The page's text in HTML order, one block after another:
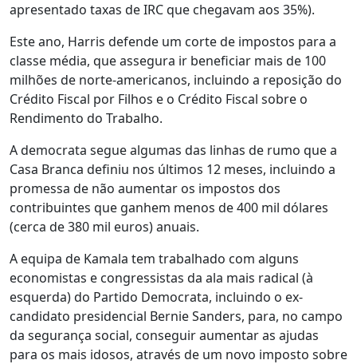
apresentado taxas de IRC que chegavam aos 35%).
Este ano, Harris defende um corte de impostos para a
classe média, que assegura ir beneficiar mais de 100
milhões de norte-americanos, incluindo a reposição do
Crédito Fiscal por Filhos e o Crédito Fiscal sobre o
Rendimento do Trabalho.
A democrata segue algumas das linhas de rumo que a
Casa Branca definiu nos últimos 12 meses, incluindo a
promessa de não aumentar os impostos dos
contribuintes que ganhem menos de 400 mil dólares
(cerca de 380 mil euros) anuais.
A equipa de Kamala tem trabalhado com alguns
economistas e congressistas da ala mais radical (à
esquerda) do Partido Democrata, incluindo o ex-
candidato presidencial Bernie Sanders, para, no campo
da segurança social, conseguir aumentar as ajudas
para os mais idosos, através de um novo imposto sobre